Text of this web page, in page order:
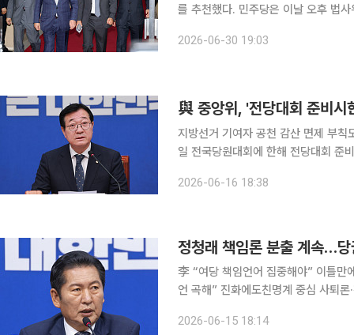
를 추천했다. 민주당은 이날 오후 법사위원장에 자당 소속 서영교 의원을 추천한다고 밝혔다. 경제
다. 과학기술정보방송통신위원장
2026-06-30 19:03
與 중앙위, '전당대회 준비시
지방선거 기여자 공천 감산 면제 부칙도 통과 더불어민주당이 16일 중앙위원회를
일 전국당원대회에 한해 전당대회 준
과 당헌 부칙 신설안, 2025년도 중앙
2026-06-16 18:38
정청래 책임론 분출 계속…
李 “여당 책임언어 집중해야” 이틀만
언 곡해” 진화에도친명계 중심 사퇴론·전대 불출마 목소리 6·3
화에 나섰지만 차기 당권을 둘러싼 당
2026-06-15 18:14